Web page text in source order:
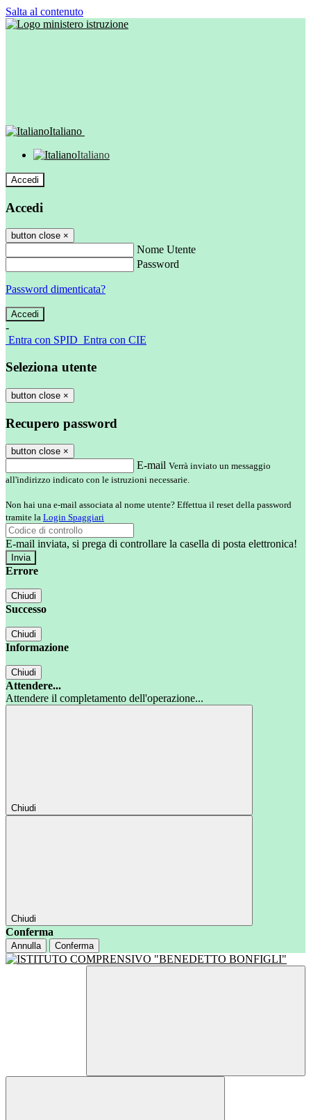
Salta al contenuto
Italiano
Italiano
Accedi
Accedi
button close ×
Nome Utente
Password
Password dimenticata?
-
Entra con SPID Entra con CIE
Seleziona utente
button close ×
Recupero password
button close ×
E-mail Verrà inviato un messaggio
all'indirizzo indicato con le istruzioni necessarie.
Non hai una e-mail associata al nome utente? Effettua il reset della password
tramite la Login Spaggiari
E-mail inviata, si prega di controllare la casella di posta elettronica!
Errore
Chiudi
Successo
Chiudi
Informazione
Chiudi
Attendere...
Attendere il completamento dell'operazione...
Chiudi
Chiudi
Conferma
Annulla Conferma